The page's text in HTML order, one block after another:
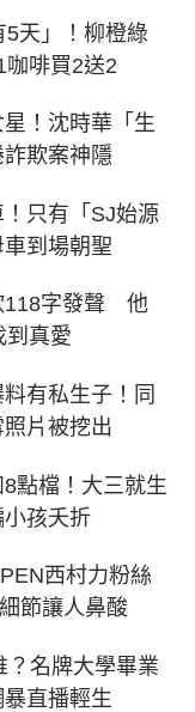
5天」！柳橙綠
啡買2送2
！沈時華「生
欺案神隱
只有「SJ始源
到場朝聖
118字發聲 他
到真愛
有私生子！同
片被挖出
點檔！大三就生
孩夭折
西村力粉絲
節讓人鼻酸
？名牌大學畢業
直播輕生